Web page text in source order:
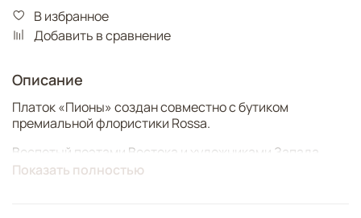
В избранное
Добавить в сравнение
Описание
Платок «Пионы» создан совместно с бутиком
премиальной флористики Rossa.
Воспетый поэтами Востока и художниками Запада,
многослойный пион символизирует любовь, гармонию
Показать полностью